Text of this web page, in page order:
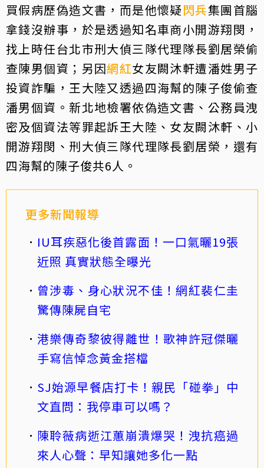
買假病歷偽造文書，而是他懷疑閃兵集團首腦
拿錢沒辦事，於是透過知名車商小開游翔閔，
找上時任台北市刑大偵三隊代理隊長劉居榮偷
查陳男個資；另因網紅女友闕沐軒遭潘姓男子
投資詐騙，王大陸又透過四海幫的陳子俊偷查
潘男個資。新北地檢署依偽造文書、公務員洩
密及個資法等罪起訴王大陸、女友闕沐軒、小
開游翔閔、刑大偵三隊代理隊長劉居榮，還有
四海幫的陳子俊共6人。
更多新聞報導
IU耳疾惡化後首露面！一口氣曬19張
近照 真實狀態全曝光
曾涉毒、身心狀況不佳！網紅裴仁圭
驚傳陳屍自宅
港樂傳奇黎彼得離世！歌神許冠傑曬
手寫信悼念黃金搭檔
SJ始源早餐店打卡！親民「碰拳」中
文直問：我停車可以嗎？
陳聆薇病逝江蕙崩潰爆哭！洩抗癌過
來人心聲：早知讓她多化一點